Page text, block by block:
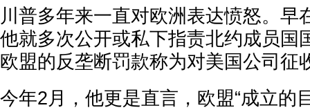
川普多年来一直对欧洲表达愤怒。早
他就多次公开或私下指责北约成员国
欧盟的反垄断罚款称为对美国公司征
今年2月，他更是直言，欧盟“成立的